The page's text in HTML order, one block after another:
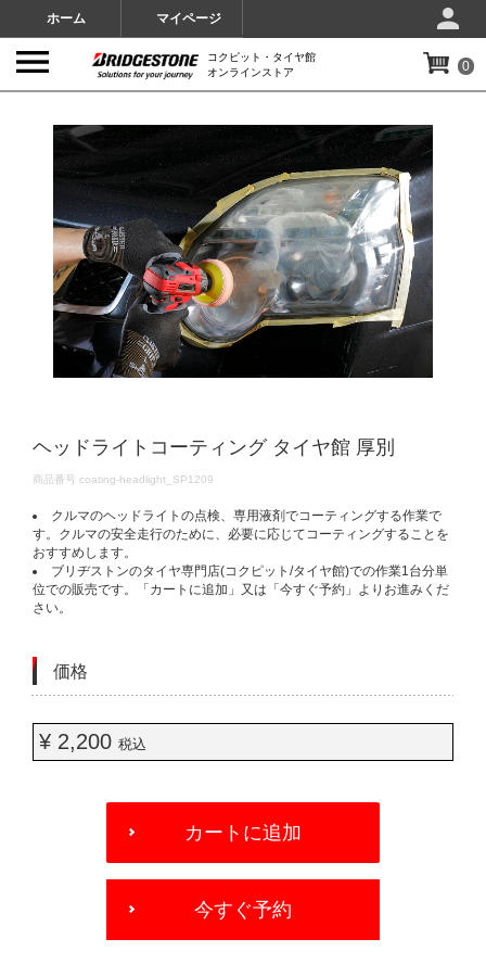
ホーム マイページ
コクピット・タイヤ館
オンラインストア
0
ヘッドライトコーティング タイヤ館 厚別
DETAILS
商品番号 coating-headlight_SP1209
クルマのヘッドライトの点検、専用液剤でコーティングする作業で
す。クルマの安全走行のために、必要に応じてコーティングすることを
おすすめします。
ブリヂストンのタイヤ専門店(コクピット/タイヤ館)での作業1台分単
位での販売です。「カートに追加」又は「今すぐ予約」よりお進みくだ
さい。
価格
¥ 2,200 税込
OPTIONS
カートに追加
今すぐ予約